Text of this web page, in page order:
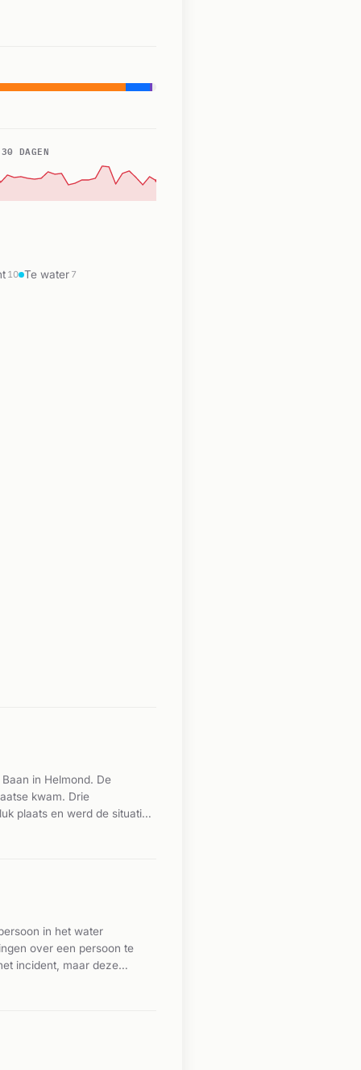
DAGEN
10 Te water 7
in Helmond. De
kwam. Drie
plaats en werd de situatie
in de regio.
in het water
over een persoon te
incident, maar deze